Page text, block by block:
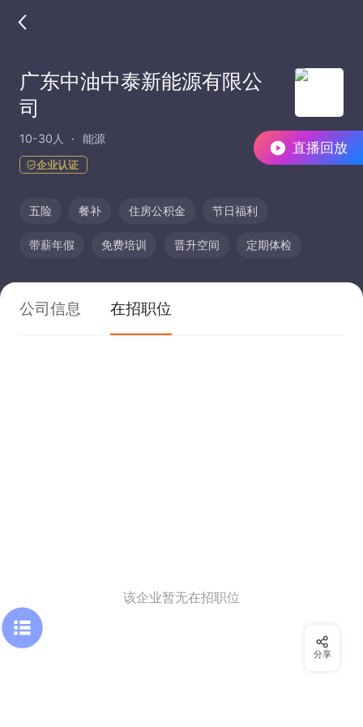
直播回放
广东中油中泰新能源有限公
司
10-30人 能源
企业认证
五险 餐补 住房公积金 节日福利
带薪年假 免费培训 晋升空间 定期体检
公司信息 在招职位
该企业暂无在招职位
分享